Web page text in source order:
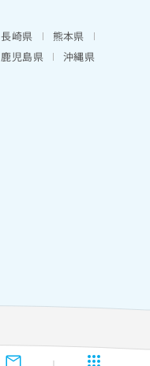
長崎県
熊本県
鹿児島県 沖縄県